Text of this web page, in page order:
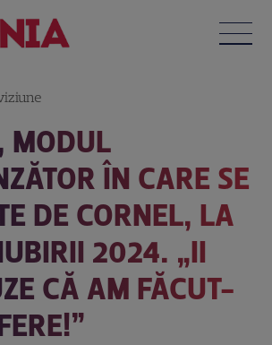
MODUL
ÎN CARE SE
DE CORNEL, LA
2024. „II
CĂ AM FĂCUT-